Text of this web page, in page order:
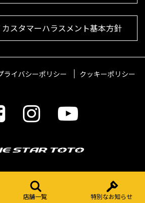
店舗一覧 特別なお知らせ
スタマーハラスメント基本方針
ライバシーポリシー クッキーポリシー